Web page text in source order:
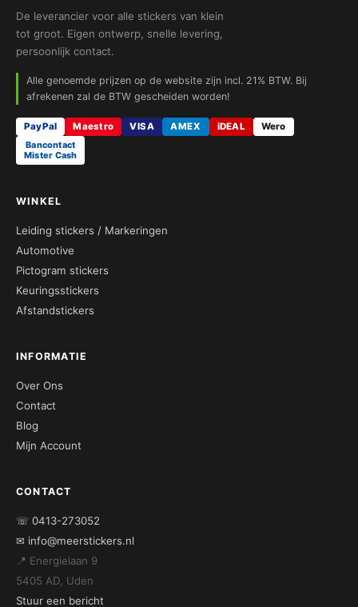
De leverancier voor alle stickers van klein
tot groot. Eigen ontwerp, snelle levering,
persoonlijk contact.
Alle genoemde prijzen op de website zijn incl. 21% BTW. Bij
afrekenen zal de BTW gescheiden worden!
PayPal Maestro VISA AMEX iDEAL
Wero
Bancontact
Mister Cash
WINKEL
Leiding stickers / Markeringen
Automotive
Pictogram stickers
Keuringsstickers
Afstandstickers
INFORMATIE
Over Ons
Contact
Blog
Mijn Account
CONTACT
☏ 0413-273052
✉ info@meerstickers.nl
📍 Energielaan 9
5405 AD, Uden
Stuur een bericht